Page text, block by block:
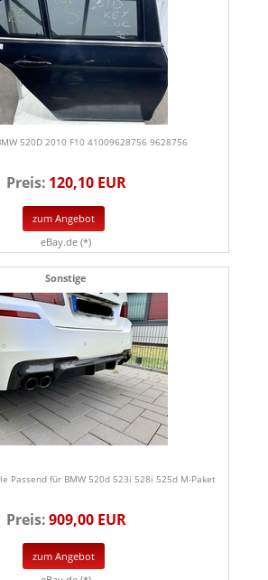
520D 2010 F10 41009628756 9628756
Preis: 120,10 EUR
zum Angebot
eBay.de (*)
Sonstige
Passend für BMW 520d 523i 528i 525d M-Paket
Preis:909,00 EUR
zum Angebot